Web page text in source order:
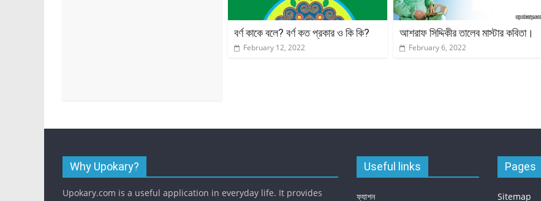
বর্ণ কাকে বলে? বর্ণ কত প্রকার ও কি কি?
February 12, 2022
আশরাফ সিদ্দিকীর তালেব মাস্টার কবিতা।
February 6, 2022
Why Upokary?
Upokary.com is a useful application in everyday life. It provides
Useful links
ফ্যাশন
Pages
Sitemap